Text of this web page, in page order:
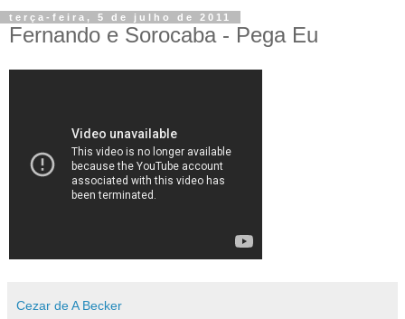
terça-feira, 5 de julho de 2011
Fernando e Sorocaba - Pega Eu
Cezar de A Becker